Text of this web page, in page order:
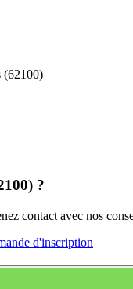
(62100)
?
contact avec nos
d'inscription